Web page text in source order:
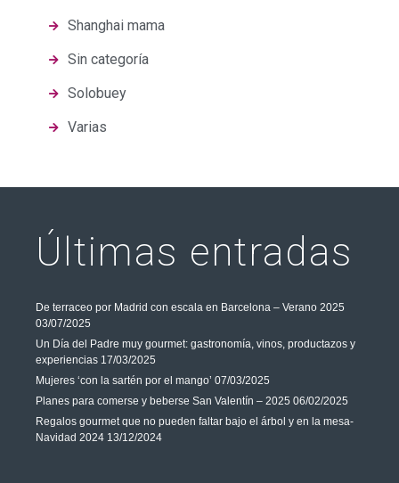
Shanghai mama
Sin categoría
Solobuey
Varias
Últimas entradas
De terraceo por Madrid con escala en Barcelona – Verano 2025
03/07/2025
Un Día del Padre muy gourmet: gastronomía, vinos, productazos y
experiencias 17/03/2025
Mujeres ‘con la sartén por el mango’ 07/03/2025
Planes para comerse y beberse San Valentín – 2025 06/02/2025
Regalos gourmet que no pueden faltar bajo el árbol y en la mesa-
Navidad 2024 13/12/2024